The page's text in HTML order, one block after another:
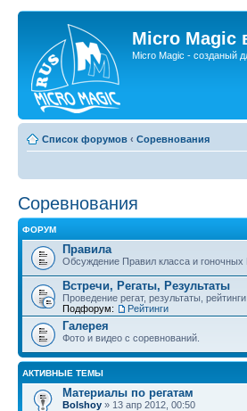
Micro Magic
Micro Magic - созданый
Список форумов ‹ Соревнования
Соревнования
ФОРУМ
Правила
Обсуждение Правил класса и гоночных
Встречи, Регаты, Результаты
Проведение регат, результаты, рейтинги
Подфорум:
Рейтинги
Галерея
Фото и видео с соревнований.
АКТИВНЫЕ ТЕМЫ
Материалы по регатам
Bolshoy » 13 апр 2012, 00:50